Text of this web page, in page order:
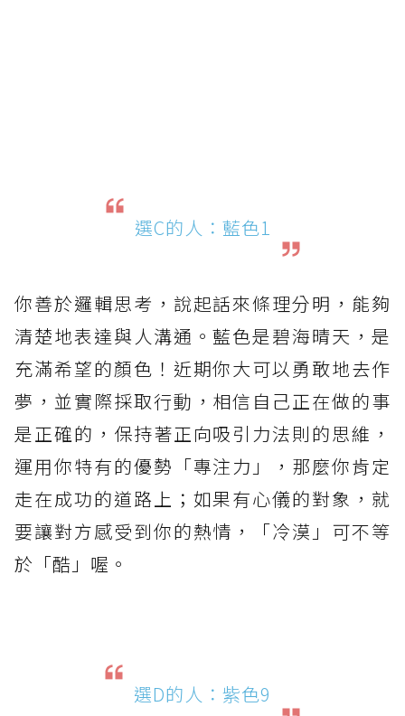
選C的人：藍色1
你善於邏輯思考，說起話來條理分明，能夠
清楚地表達與人溝通。藍色是碧海晴天，是
充滿希望的顏色！近期你大可以勇敢地去作
夢，並實際採取行動，相信自己正在做的事
是正確的，保持著正向吸引力法則的思維，
運用你特有的優勢「專注力」，那麼你肯定
走在成功的道路上；如果有心儀的對象，就
要讓對方感受到你的熱情，「冷漠」可不等
於「酷」喔。
選D的人：紫色9